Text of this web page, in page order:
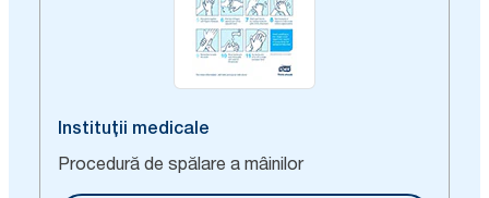
Instituții medicale
Procedură de spălare a mâinilor